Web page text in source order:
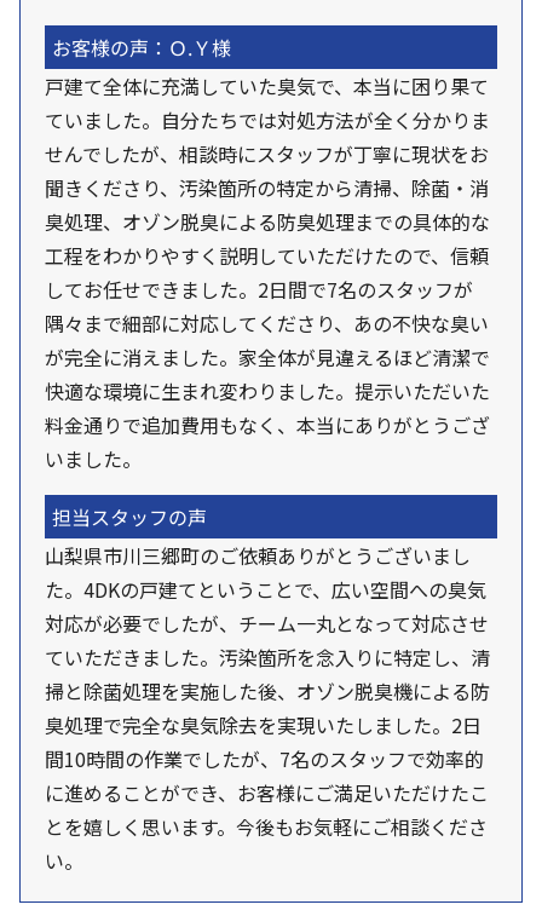
お客様の声：Ｏ.Ｙ様
戸建て全体に充満していた臭気で、本当に困り果て
ていました。自分たちでは対処方法が全く分かりま
せんでしたが、相談時にスタッフが丁寧に現状をお
聞きくださり、汚染箇所の特定から清掃、除菌・消
臭処理、オゾン脱臭による防臭処理までの具体的な
工程をわかりやすく説明していただけたので、信頼
してお任せできました。2日間で7名のスタッフが
隅々まで細部に対応してくださり、あの不快な臭い
が完全に消えました。家全体が見違えるほど清潔で
快適な環境に生まれ変わりました。提示いただいた
料金通りで追加費用もなく、本当にありがとうござ
いました。
担当スタッフの声
山梨県市川三郷町のご依頼ありがとうございまし
た。4DKの戸建てということで、広い空間への臭気
対応が必要でしたが、チーム一丸となって対応させ
ていただきました。汚染箇所を念入りに特定し、清
掃と除菌処理を実施した後、オゾン脱臭機による防
臭処理で完全な臭気除去を実現いたしました。2日
間10時間の作業でしたが、7名のスタッフで効率的
に進めることができ、お客様にご満足いただけたこ
とを嬉しく思います。今後もお気軽にご相談くださ
い。